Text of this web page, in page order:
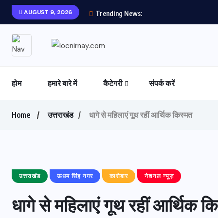
AUGUST 9, 2026 Trending News:
होम हमारे बारे में कैटेगरी संपर्क करें
Home उत्तराखंड धागे से महिलाएं गूथ रहीं आर्थिक किस्मत
उत्तराखंड ऊधम सिंह नगर कारोबार नेशनल न्यूज़
धागे से महिलाएं गूथ रहीं आर्थिक